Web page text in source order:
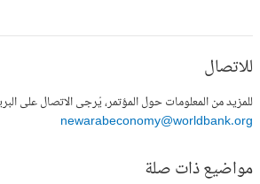
للاتصال
للمزيد من المعلومات حول المؤتمر، يُرجى الاتصال على
newarabeconomy@worldbank.org
مواضيع ذات صلة